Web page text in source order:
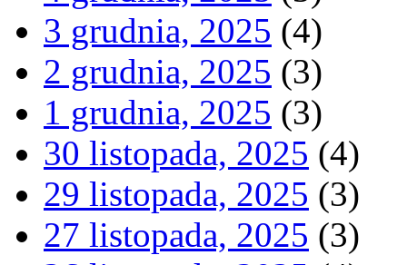
3 grudnia, 2025 (4)
2 grudnia, 2025 (3)
1 grudnia, 2025 (3)
30 listopada, 2025 (4)
29 listopada, 2025 (3)
27 listopada, 2025 (3)